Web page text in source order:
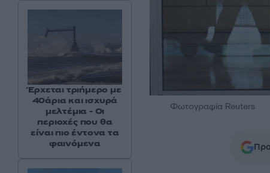
Φωτογραφία Reuters
Έρχεται τριήμερο με
40άρια και ισχυρά
μελτέμια - Οι
περιοχές που θα
είναι πιο έντονα τα
φαινόμενα